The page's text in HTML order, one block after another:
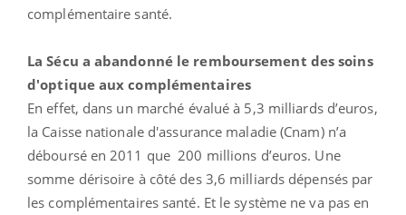
complémentaire santé.
La Sécu a abandonné le remboursement des soins
d'optique aux complémentaires
En effet, dans un marché évalué à 5,3 milliards d’euros,
la Caisse nationale d'assurance maladie (Cnam) n’a
déboursé en 2011 que 200 millions d’euros. Une
somme dérisoire à côté des 3,6 milliards dépensés par
les complémentaires santé. Et le système ne va pas en